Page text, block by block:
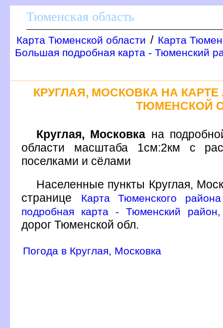
Тюменская область
Карта Тюменской области / Карта
Большая подробная карта - Тюменский
КРУГЛАЯ, МОСКОВКА НА
ТЮМЕНСКОЙ
Круглая, Московка на
области масштаба 1см:2км с
поселками и сёлами
Населенные пункты Круглая,
странице
Карта Тюменского
подробная карта - Тюменский
дорог Тюменской обл.
Погода в Круглая, Московка